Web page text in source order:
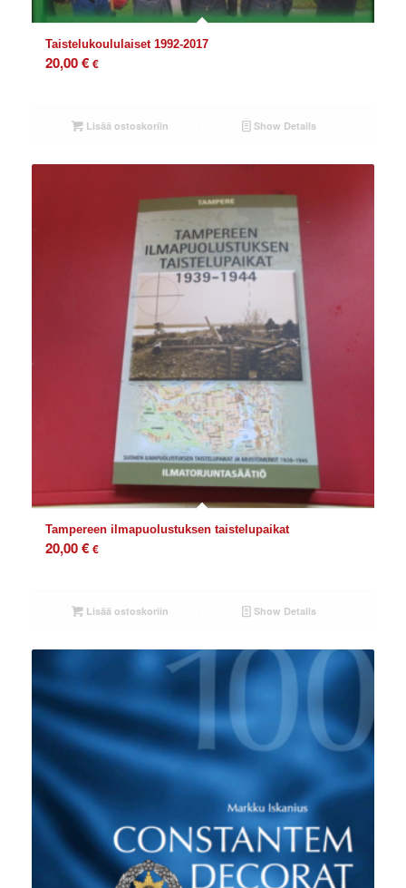
Taistelukoululaiset 1992-2017
20,00€ €
Lisää ostoskoriin Show Details
Tampereen ilmapuolustuksen taistelupaikat
20,00€ €
Lisää ostoskoriin Show Details